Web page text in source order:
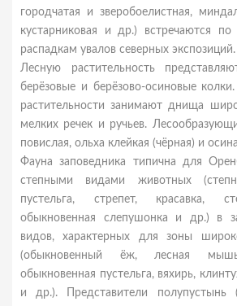
городчатая и зверобоелистная,
кустарниковая и др.) встречаются
распадкам увалов северных экспозиций.
Лесную растительность
берёзовые и берёзово-осиновые
растительности занимают днища
мелких речек и ручьев.
повислая, ольха клейкая (чёрная) и
Фауна заповедника типична для
степными видами животных
пустельга, стрепет, красавка,
обыкновенная слепушонка и др.) в
видов, характерных для зоны
(обыкновенный ёж, лесная
обыкновенная пустельга, вяхирь,
и др.). Представители полупустынь